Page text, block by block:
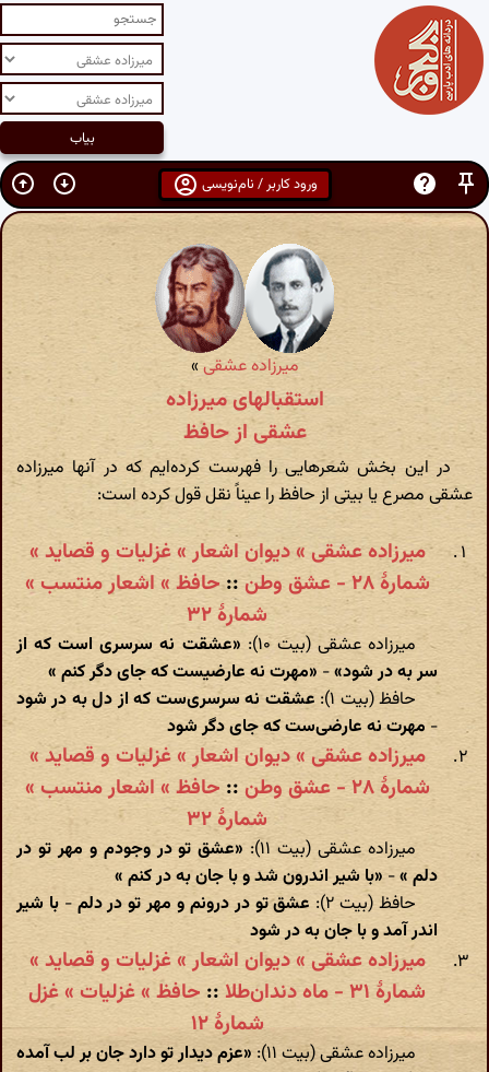
ورود کاربر / نام‌نویسی
میرزاده عشقی»
استقبالهای میرزاده
عشقی از حافظ
در این بخش شعرهایی را فهرست کرده‌ایم که در آنها میرزاده
عشقی مصرع یا بیتی از حافظ را عیناً نقل قول کرده است:
میرزاده عشقی » دیوان اشعار » غزلیات و قصاید »
شمارهٔ ۲۸ - عشق وطن
::حافظ » اشعار منتسب »
شمارهٔ ۳۲
میرزاده عشقی (بیت ۱۰):
«عشقت نه سرسری است که از
سر به در شود»- «مهرت نه عارضیست که جای دگر کنم »
حافظ (بیت ۱):
عشقت نه سرسری‌ست که از دل به در شود
- مهرت نه عارضی‌ست که جای دگر شود
میرزاده عشقی » دیوان اشعار » غزلیات و قصاید »
شمارهٔ ۲۸ - عشق وطن
::حافظ » اشعار منتسب »
شمارهٔ ۳۲
میرزاده عشقی (بیت ۱۱):
«عشق تو در وجودم و مهر تو در
دلم »- «با شیر اندرون شد و با جان به در کنم »
حافظ (بیت ۲):
عشق تو در درونم و مهر تو در دلم -با شیر
اندر آمد و با جان به در شود
میرزاده عشقی » دیوان اشعار » غزلیات و قصاید »
شمارهٔ ۳۱ - ماه دندان‌طلا
:: حافظ » غزلیات » غزل
شمارهٔ ۱۲
میرزاده عشقی (بیت ۱۱):
«عزم دیدار تو دارد جان بر لب آمده